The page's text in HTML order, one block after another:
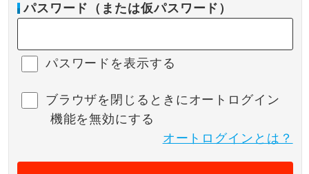
パスワード（または仮パスワード）
パスワードを表示する
ブラウザを閉じるときにオートログイン
機能を無効にする
オートログインとは？